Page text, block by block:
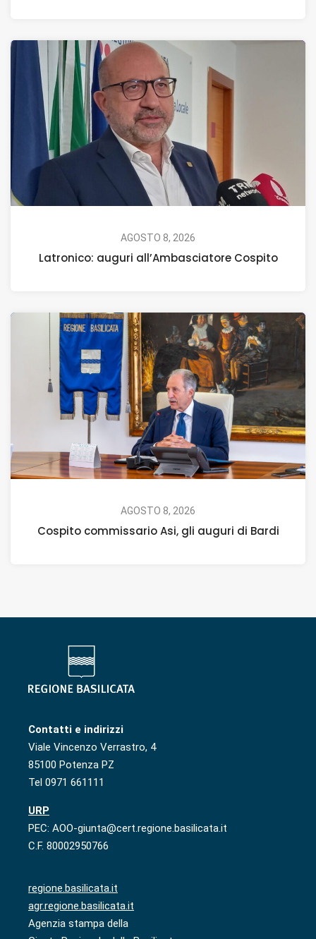
AGOSTO 8, 2026
Latronico: auguri all’Ambasciatore Cospito
AGOSTO 8, 2026
Cospito commissario Asi, gli auguri di Bardi
Contatti e indirizzi
Viale Vincenzo Verrastro, 4
85100 Potenza PZ
Tel 0971 661111
URP
PEC: AOO-giunta@cert.regione.basilicata.it
C.F. 80002950766
regione.basilicata.it
agr.regione.basilicata.it
Agenzia stampa della